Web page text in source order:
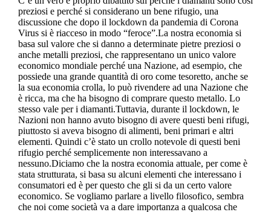
preziosi e perché si considerano un bene rifugio, una
discussione che dopo il lockdown da pandemia di Corona
Virus si è riacceso in modo “feroce”.La nostra economia si
basa sul valore che si danno a determinate pietre preziosi o
anche metalli preziosi, che rappresentano un unico valore
economico mondiale perché una Nazione, ad esempio, che
possiede una grande quantità di oro come tesoretto, anche se
la sua economia crolla, lo può rivendere ad una Nazione che
è ricca, ma che ha bisogno di comprare questo metallo. Lo
stesso vale per i diamanti.Tuttavia, durante il lockdown, le
Nazioni non hanno avuto bisogno di avere questi beni rifugi,
piuttosto si aveva bisogno di alimenti, beni primari e altri
elementi. Quindi c’è stato un crollo notevole di questi beni
rifugio perché semplicemente non interessavano a
nessuno.Diciamo che la nostra economia attuale, per come è
stata strutturata, si basa su alcuni elementi che interessano i
consumatori ed è per questo che gli si da un certo valore
economico. Se vogliamo parlare a livello filosofico, sembra
che noi come società va a dare importanza a qualcosa che